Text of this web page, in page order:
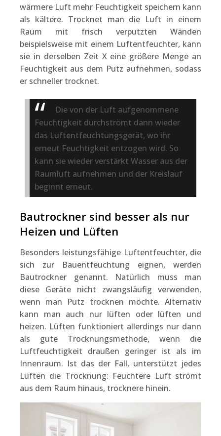
wärmere Luft mehr Feuchtigkeit speichern kann
als kältere. Trocknet man die Luft in einem
Raum mit frisch verputzten Wänden
beispielsweise mit einem Luftentfeuchter, kann
sie in derselben Zeit X eine größere Menge an
Feuchtigkeit aus dem Putz aufnehmen, sodass
er schneller trocknet.
Die von der Luft aufgenommene
Feuchtigkeit durchströmt dann wieder
das Luftentfeuchtungsgerät, wo ihr
erneut Feuchtigkeit entzogen wird. So
kann sie wieder verstärkt Wasser aus der
Raumluft aufnehmen und der Kreislauf
beginnt erneut.
Bautrockner sind besser als nur
Heizen und Lüften
Besonders leistungsfähige Luftentfeuchter, die
sich zur Bauentfeuchtung eignen, werden
Bautrockner genannt. Natürlich muss man
diese Geräte nicht zwangsläufig verwenden,
wenn man Putz trocknen möchte. Alternativ
kann man auch nur lüften oder lüften und
heizen. Lüften funktioniert allerdings nur dann
als gute Trocknungsmethode, wenn die
Luftfeuchtigkeit draußen geringer ist als im
Innenraum. Ist das der Fall, unterstützt jedes
Lüften die Trocknung: Feuchtere Luft strömt
aus dem Raum hinaus, trocknere hinein.